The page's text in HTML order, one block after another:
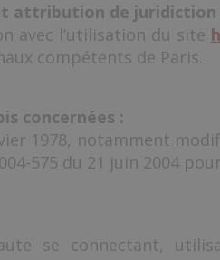
attribution de juridiction
avec l’utilisation du site
compétents de Paris.
concernées :
1978, notamment
575 du 21 juin 2004
se connectant,